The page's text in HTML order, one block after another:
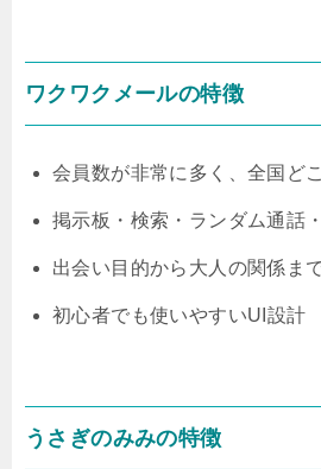
ワクワクメールの特徴
会員数が非常に多く、全国ど
掲示板・検索・ランダム通話
出会い目的から大人の関係ま
初心者でも使いやすいUI設計
うさぎのみみの特徴